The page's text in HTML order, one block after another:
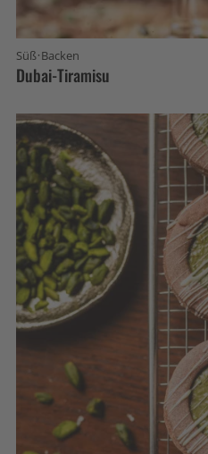
Süß·Backen
Dubai-Tiramisu